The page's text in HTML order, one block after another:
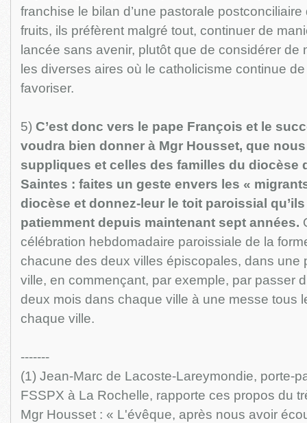
franchise le bilan d’une pastorale postconciliaire
fruits, ils préfèrent malgré tout, continuer de
lancée sans avenir, plutôt que de considérer de
les diverses aires où le catholicisme continue
favoriser.
5) C’est donc vers le pape François et le
voudra bien donner à Mgr Housset, que
suppliques et celles des familles du diocèse
Saintes : faites un geste envers les «
diocèse et donnez-leur le toit paroissial
patiemment depuis maintenant sept années.
célébration hebdomadaire paroissiale de la
chacune des deux villes épiscopales, dans une
ville, en commençant, par exemple, par passer
deux mois dans chaque ville à une messe tous
chaque ville.
-------
(1) Jean-Marc de Lacoste-Lareymondie, porte-
FSSPX à La Rochelle, rapporte ces propos du
Mgr Housset : « L'évêque, après nous avoir